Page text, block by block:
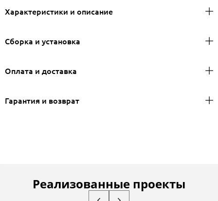
Характеристики и описание
Сборка и установка
Оплата и доставка
Гарантия и возврат
Реализованные проекты